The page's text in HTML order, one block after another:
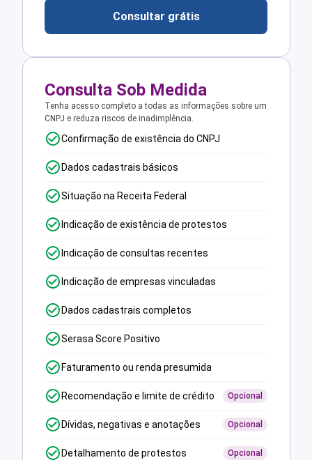
Consultar grátis
Consulta Sob Medida
Tenha acesso completo a todas as informações sobre um
CNPJ e reduza riscos de inadimplência.
Confirmação de existência do CNPJ
Dados cadastrais básicos
Situação na Receita Federal
Indicação de existência de protestos
Indicação de consultas recentes
Indicação de empresas vinculadas
Dados cadastrais completos
Serasa Score Positivo
Faturamento ou renda presumida
Recomendação e limite de crédito Opcional
Dívidas, negativas e anotações Opcional
Detalhamento de protestos Opcional